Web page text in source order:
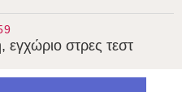
στρες τεστ